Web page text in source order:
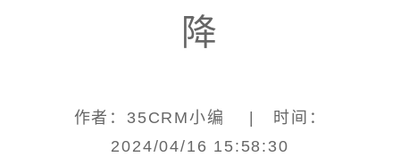
降
作者：35CRM小编 | 时间：
2024/04/16 15:58:30